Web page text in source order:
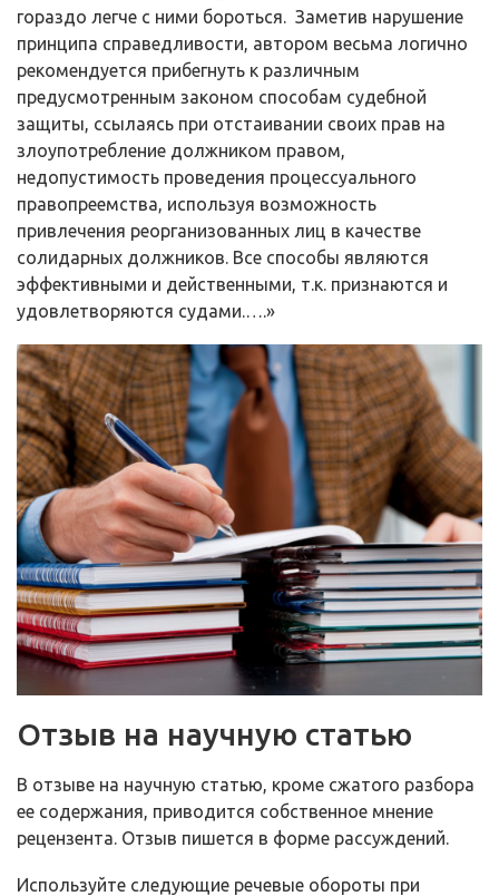
гораздо легче с ними бороться. Заметив нарушение
принципа справедливости, автором весьма логично
рекомендуется прибегнуть к различным
предусмотренным законом способам судебной
защиты, ссылаясь при отстаивании своих прав на
злоупотребление должником правом,
недопустимость проведения процессуального
правопреемства, используя возможность
привлечения реорганизованных лиц в качестве
солидарных должников. Все способы являются
эффективными и действенными, т.к. признаются и
удовлетворяются судами.….»
Отзыв на научную статью
В отзыве на научную статью, кроме сжатого разбора
ее содержания, приводится собственное мнение
рецензента. Отзыв пишется в форме рассуждений.
Используйте следующие речевые обороты при